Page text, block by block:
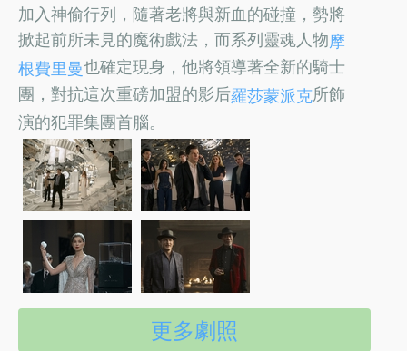
加入神偷行列，隨著老將與新血的碰撞，勢將
掀起前所未見的魔術戲法，而系列靈魂人物摩
根費里曼也確定現身，他將領導著全新的騎士
團，對抗這次重磅加盟的影后羅莎蒙派克所飾
演的犯罪集團首腦。
更多劇照